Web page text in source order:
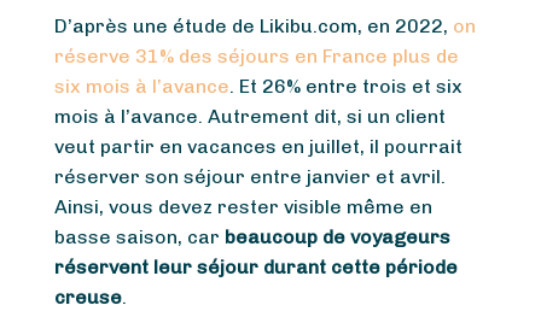
D’après une étude de Likibu.com, en 2022, on
réserve 31% des séjours en France plus de
six mois à l’avance. Et 26% entre trois et six
mois à l’avance. Autrement dit, si un client
veut partir en vacances en juillet, il pourrait
réserver son séjour entre janvier et avril.
Ainsi, vous devez rester visible même en
basse saison, car beaucoup de voyageurs
réservent leur séjour durant cette période
creuse.